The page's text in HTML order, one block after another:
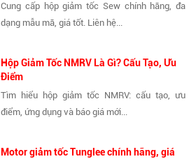
Cung cấp hộp giảm tốc Sew chính hãng, đa
dạng mẫu mã, giá tốt. Liên hệ...
Hộp Giảm Tốc NMRV Là Gì? Cấu Tạo, Ưu
Điểm
Tìm hiểu hộp giảm tốc NMRV: cấu tạo, ưu
điểm, ứng dụng và báo giá mới...
Motor giảm tốc Tunglee chính hãng, giá